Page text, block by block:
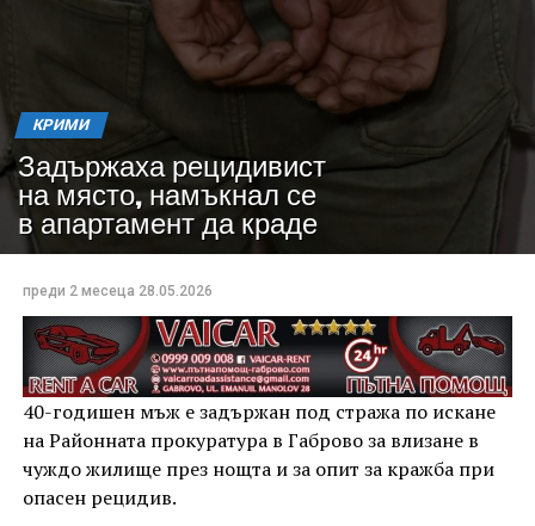
КРИМИ
Задържаха рецидивист
на място, намъкнал се
в апартамент да краде
преди 2 месеца 28.05.2026
40-годишен мъж е задържан под стража по искане
на Районната прокуратура в Габрово за влизане в
чуждо жилище през нощта и за опит за кражба при
опасен рецидив.